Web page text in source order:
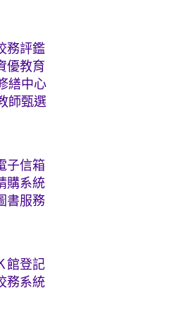
務評鑑
優教育
繕中心
師甄選
子信箱
購系統
書服務
館登記
務系統